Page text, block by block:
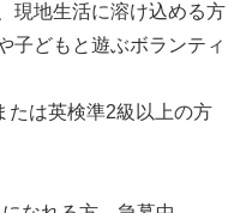
現地生活に溶け込める方
子どもと遊ぶボランティ
たは英検準2級以上の方